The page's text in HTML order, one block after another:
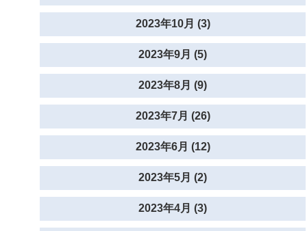
2023年10月 (3)
2023年9月 (5)
2023年8月 (9)
2023年7月 (26)
2023年6月 (12)
2023年5月 (2)
2023年4月 (3)